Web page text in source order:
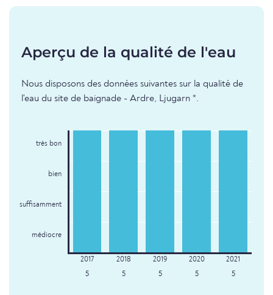
Aperçu de la qualité de l'eau
Nous disposons des données suivantes sur la qualité de
l'eau du site de baignade - Ardre, Ljugarn *.
très bon
bien
suffisamment
médiocre
5 5 5 5 5